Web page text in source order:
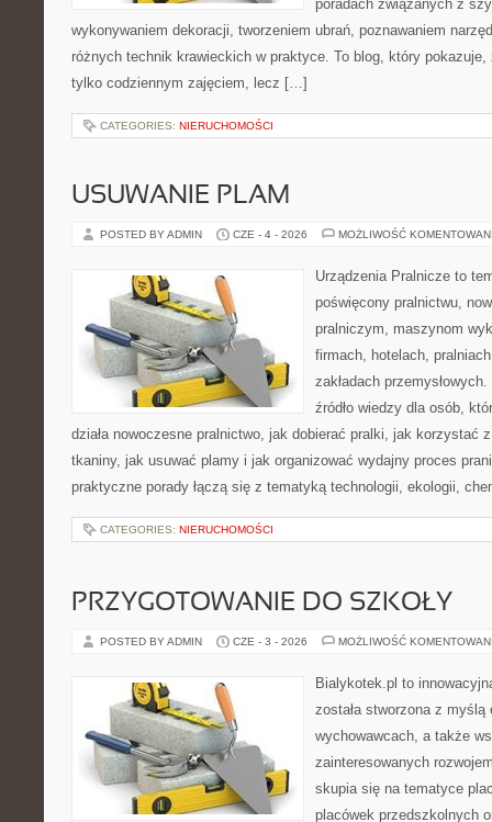
poradach związanych z
wykonywaniem dekoracji, tworzeniem ubrań, poznawaniem
różnych technik krawieckich w praktyce. To blog, który
tylko codziennym zajęciem, lecz […]
CATEGORIES: NIERUCHOMOŚCI
USUWANIE PLAM
POSTED BY ADMIN CZE - 4 - 2026 MOŻLIWOŚĆ
Urządzenia Pralnicze to
poświęcony pralnictwu,
pralniczym, maszynom
firmach, hotelach,
zakładach
źródło wiedzy dla osób,
działa nowoczesne pralnictwo, jak dobierać pralki, jak korzystać
tkaniny, jak usuwać plamy i jak organizować wydajny proces
praktyczne porady łączą się z tematyką technologii, ekologii,
CATEGORIES: NIERUCHOMOŚCI
PRZYGOTOWANIE DO SZKOŁY
POSTED BY ADMIN CZE - 3 - 2026 MOŻLIWOŚĆ
Bialykotek.pl to
została stworzona z myślą
wychowawcach, a także
zainteresowanych
skupia się na tematyce
placówek przedszkolnych